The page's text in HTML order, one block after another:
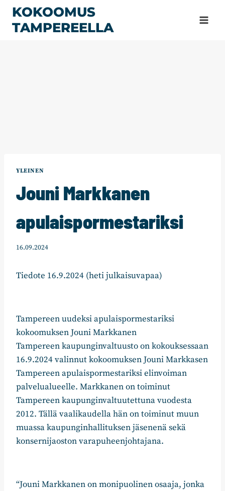
Siirry
sisältöön
KOKOOMUS
TAMPEREELLA
YLEINEN
Jouni Markkanen
apulaispormestariksi
16.09.2024
Tiedote 16.9.2024 (heti julkaisuvapaa)
Tampereen uudeksi apulaispormestariksi
kokoomuksen Jouni Markkanen
Tampereen kaupunginvaltuusto on kokouksessaan
16.9.2024 valinnut kokoomuksen Jouni Markkasen
Tampereen apulaispormestariksi elinvoiman
palvelualueelle. Markkanen on toiminut
Tampereen kaupunginvaltuutettuna vuodesta
2012. Tällä vaalikaudella hän on toiminut muun
muassa kaupunginhallituksen jäsenenä sekä
konsernijaoston varapuheenjohtajana.
“Jouni Markkanen on monipuolinen osaaja, jonka